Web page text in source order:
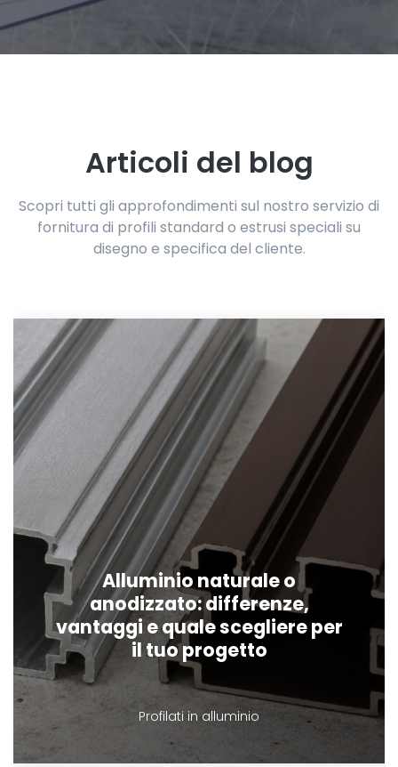
Articoli del blog
Scopri tutti gli approfondimenti sul nostro servizio di
fornitura di profili standard o estrusi speciali su
disegno e specifica del cliente.
Alluminio naturale o
anodizzato: differenze,
vantaggi e quale scegliere per
il tuo progetto
Profilati in alluminio